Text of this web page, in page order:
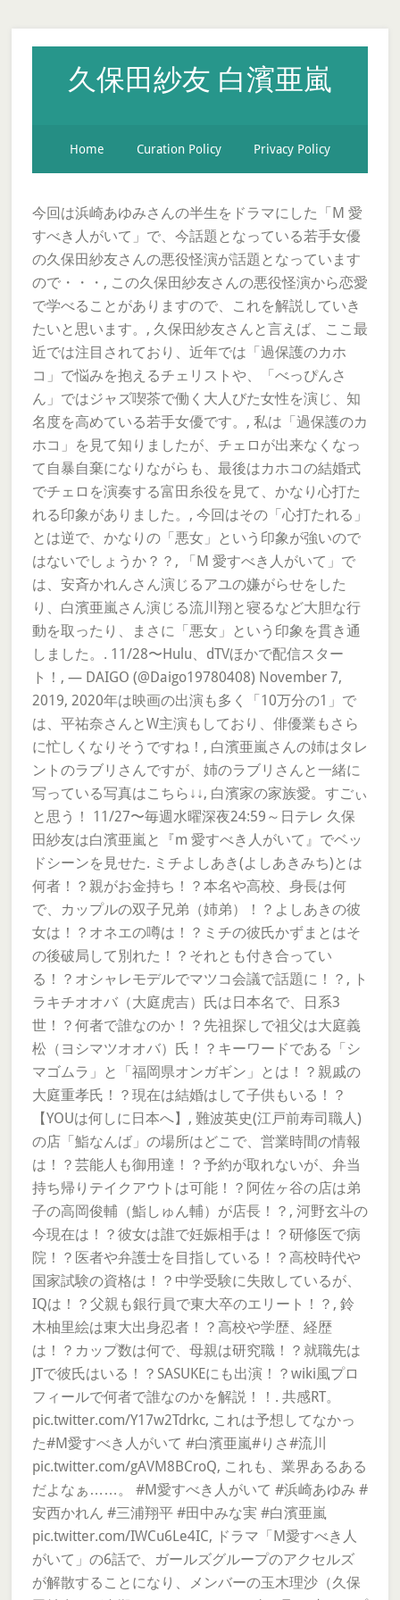
久保田紗友 白濱亜嵐
Home Curation Policy Privacy Policy
今回は浜崎あゆみさんの半生をドラマにした「M 愛
すべき人がいて」で、今話題となっている若手女優
の久保田紗友さんの悪役怪演が話題となっています
ので・・・, この久保田紗友さんの悪役怪演から恋愛
で学べることがありますので、これを解説していき
たいと思います。, 久保田紗友さんと言えば、ここ最
近では注目されており、近年では「過保護のカホ
コ」で悩みを抱えるチェリストや、「べっぴんさ
ん」ではジャズ喫茶で働く大人びた女性を演じ、知
名度を高めている若手女優です。, 私は「過保護のカ
ホコ」を見て知りましたが、チェロが出来なくなっ
て自暴自棄になりながらも、最後はカホコの結婚式
でチェロを演奏する富田糸役を見て、かなり心打た
れる印象がありました。, 今回はその「心打たれる」
とは逆で、かなりの「悪女」という印象が強いので
はないでしょうか？？, 「M 愛すべき人がいて」で
は、安斉かれんさん演じるアユの嫌がらせをした
り、白濱亜嵐さん演じる流川翔と寝るなど大胆な行
動を取ったり、まさに「悪女」という印象を貫き通
しました。. 11/28〜Hulu、dTVほかで配信スター
ト！, — DAIGO (@Daigo19780408) November 7,
2019, 2020年は映画の出演も多く「10万分の1」で
は、平祐奈さんとW主演もしており、俳優業もさら
に忙しくなりそうですね！, 白濱亜嵐さんの姉はタレ
ントのラブリさんですが、姉のラブリさんと一緒に
写っている写真はこちら↓↓, 白濱家の家族愛。すごぃ
と思う！ 11/27〜毎週水曜深夜24:59～日テレ 久保
田紗友は白濱亜嵐と『m 愛すべき人がいて』でベッ
ドシーンを見せた. ミチよしあき(よしあきみち)とは
何者！？親がお金持ち！？本名や高校、身長は何
で、カップルの双子兄弟（姉弟）！？よしあきの彼
女は！？オネエの噂は！？ミチの彼氏かずまとはそ
の後破局して別れた！？それとも付き合ってい
る！？オシャレモデルでマツコ会議で話題に！？, ト
ラキチオオバ（大庭虎吉）氏は日本名で、日系3
世！？何者で誰なのか！？先祖探しで祖父は大庭義
松（ヨシマツオオバ）氏！？キーワードである「シ
マゴムラ」と「福岡県オンガギン」とは！？親戚の
大庭重孝氏！？現在は結婚はして子供もいる！？
【YOUは何しに日本へ】, 難波英史(江戸前寿司職人)
の店「鮨なんば」の場所はどこで、営業時間の情報
は！？芸能人も御用達！？予約が取れないが、弁当
持ち帰りテイクアウトは可能！？阿佐ヶ谷の店は弟
子の高岡俊輔（鮨しゅん輔）が店長！？, 河野玄斗の
今現在は！？彼女は誰で妊娠相手は！？研修医で病
院！？医者や弁護士を目指している！？高校時代や
国家試験の資格は！？中学受験に失敗しているが、
IQは！？父親も銀行員で東大卒のエリート！？, 鈴
木柚里絵は東大出身忍者！？高校や学歴、経歴
は！？カップ数は何で、母親は研究職！？就職先は
JTで彼氏はいる！？SASUKEにも出演！？wiki風プロ
フィールで何者で誰なのかを解説！！. 共感RT。
pic.twitter.com/Y17w2Tdrkc, これは予想してなかっ
た#M愛すべき人がいて #白濱亜嵐#りさ#流川
pic.twitter.com/gAVM8BCroQ, これも、業界あるある
だよなぁ……。 #M愛すべき人がいて #浜崎あゆみ #
安西かれん #三浦翔平 #田中みな実 #白濱亜嵐
pic.twitter.com/IWCu6Le4IC, ドラマ「M愛すべき人
がいて」の6話で、ガールズグループのアクセルズ
が解散することになり、メンバーの玉木理沙（久保